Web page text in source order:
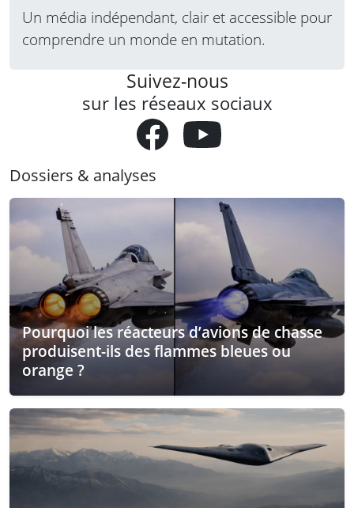
Un média indépendant, clair et accessible pour
comprendre un monde en mutation.
Suivez-nous
sur les réseaux sociaux
Dossiers & analyses
Pourquoi les réacteurs d’avions de chasse
produisent-ils des flammes bleues ou
orange ?